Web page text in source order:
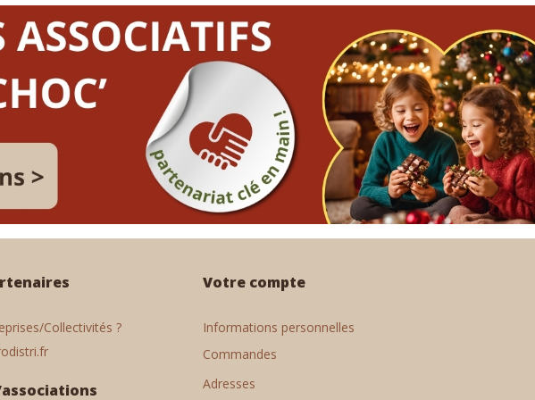
Collectivités ?
Votre compte
Informations personnelles
Commandes
Adresses